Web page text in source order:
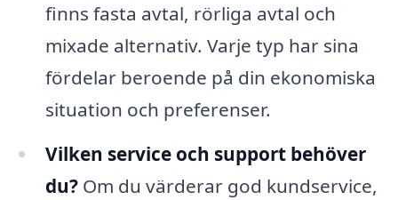
finns fasta avtal, rörliga avtal och
mixade alternativ. Varje typ har sina
fördelar beroende på din ekonomiska
situation och preferenser.
Vilken service och support behöver
du?Om du värderar god kundservice,